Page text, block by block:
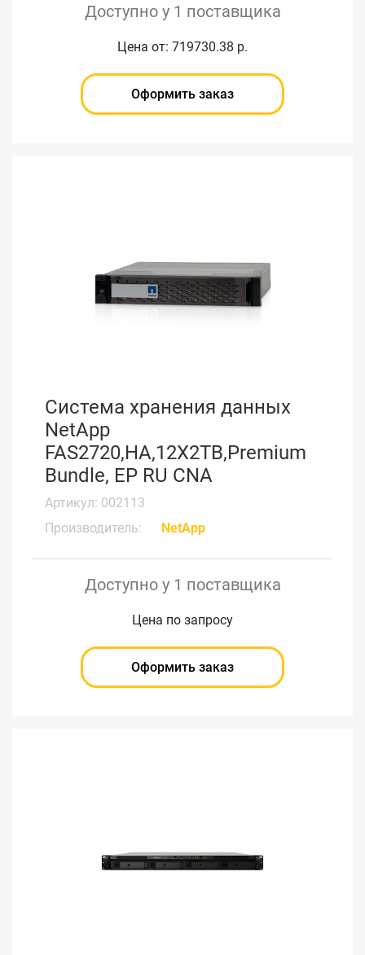
Доступно у 1 поставщика
Цена от: 719730.38 р.
Оформить заказ
Система хранения данных
NetApp
FAS2720,HA,12X2TB,Premium
Bundle, EP RU CNA
Артикул: 002113
Производитель:
NetApp
Доступно у 1 поставщика
Цена по запросу
Оформить заказ